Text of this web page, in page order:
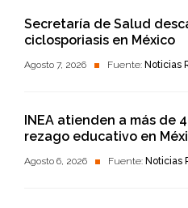
Secretaría de Salud
ciclosporiasis en México
Agosto 7, 2026 Fuente: Noticias
INEA atienden a más de
rezago educativo en
Agosto 6, 2026 Fuente: Noticias